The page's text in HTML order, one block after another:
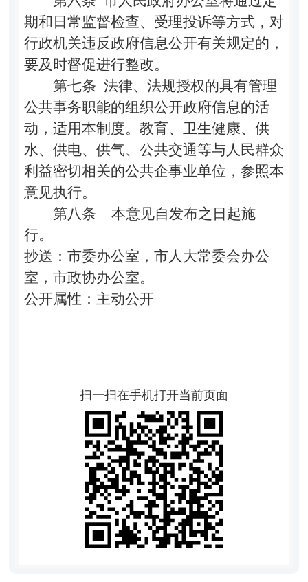
期和日常监督检查、受理投诉等方式，对
行政机关违反政府信息公开有关规定的，
要及时督促进行整改。
第七条 法律、法规授权的具有管理
公共事务职能的组织公开政府信息的活
动，适用本制度。教育、卫生健康、供
水、供电、供气、公共交通等与人民群众
利益密切相关的公共企事业单位，参照本
意见执行。
第八条 本意见自发布之日起施
行。
抄送：市委办公室，市人大常委会办公
室，市政协办公室。
公开属性：主动公开
扫一扫在手机打开当前页面